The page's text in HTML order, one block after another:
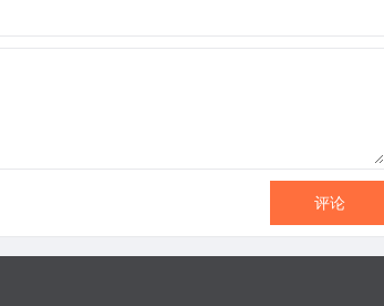
评论